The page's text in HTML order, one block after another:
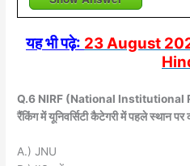
यह भी पढ़े: 23 August
Q.6 NIRF (National
रैंकिंग में यूनिवर्सिटी कैटेगरी में पहले स्थान
A.) JNU